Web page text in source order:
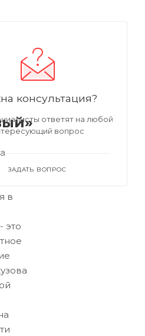
в
это
консультация?
ответят на любой
вопрос
ЗАДАТЬ ВОПРОС